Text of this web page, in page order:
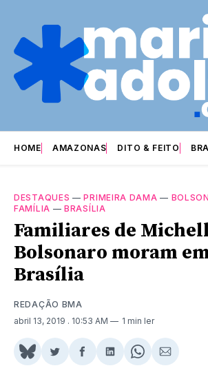
HOME AMAZONAS DITO & FEITO
DESTAQUES —PRIMEIRA DAMA —
FAMÍLIA —BRASÍLIA
Familiares de
Bolsonaro moram
Brasília
REDAÇÃO BMA
abril 13, 2019 . 10:53 AM 1 min ler
ShareCompartilhar
Compartilhar
Compartilhar
Share